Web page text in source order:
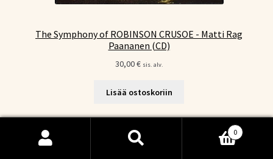
The Symphony of ROBINSON CRUSOE - Matti Rag
Paananen (CD)
30,00€ sis. alv.
Lisää ostoskoriin
0